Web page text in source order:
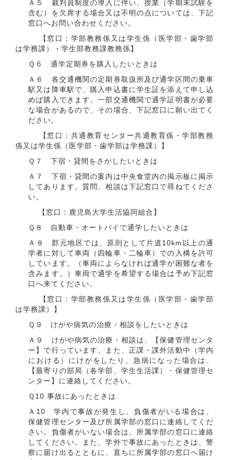
Ａ５ 裁判員制度の導入に伴い、授業（学期末試験を
含む）を欠席する場合又は不明の点については、下記
窓口へお問い合わせください。
【窓口：学部教務係又は学生係（医学部・歯学部
は学務課）・学生部教務課教務係】
Ｑ６ 通学定期券を購入したいときは
Ａ６ 各交通機関の定期券取扱所及び通学区間の乗車
駅又は降車駅で、購入申込書に学生証を添えて申し込
めば購入できます。一部交通機関で通学証明書が必要
な場合があるので、その場合、下記窓口に願い出てく
ださい。
【窓口：共通教育センター共通教育係・学部教務
係又は学生係（医学部・歯学部は学務課）】
Ｑ７ 下宿・貸間をさがしたいときは
Ａ７ 下宿・貸間の案内は中央食堂内の掲示板に掲示
してあります。質問、相談は下記窓口で尋ねてくださ
い。
【窓口：鹿児島大学生活協同組合】
Ｑ８ 自動車・オートバイで通学したいときは
Ａ８ 郡元地区では、原則として片道10km以上の通
学者に対して車両（四輪車・二輪車）での入構を許可
しています。（車両によらなければ通学が困難な者を
含みます。）車両で通学を希望する場合は予め下記窓
口へ来てください。
【窓口：学部教務係又は学生係（医学部・歯学部
は学務課）】
Ｑ９ けがや病気の治療・相談をしたいときは
Ａ９ けがや病気の治療・相談は、【保健管理センタ
ー】で行っています。また、正課・課外活動中（学内
における）にけがをしたり、急病になった場合は、
【最寄りの部局（各学部、学生生活課）・保健管理セ
ンター】に連絡してください。
Ｑ10 事故にあったときは
Ａ10 学内で事故が発生し、負傷者がいる場合は、
保健管理センター及び所属学部の窓口に連絡してくだ
さい。負傷者がいない場合は、所属学部の窓口に連絡
してください。また、学外で事故にあったときは、警
察に届け出るとともに、直ちに所属学部の窓口へ届け